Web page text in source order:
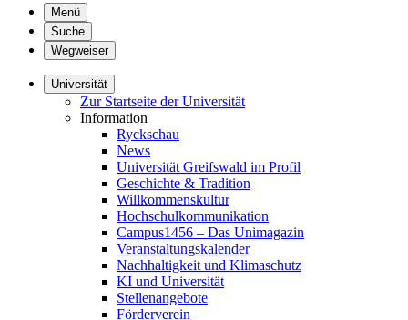
Menü
Suche
Wegweiser
Universität
Zur Startseite der Universität
Information
Ryckschau
News
Universität Greifswald im Profil
Geschichte & Tradition
Willkommenskultur
Hochschulkommunikation
Campus1456 – Das Unimagazin
Veranstaltungskalender
Nachhaltigkeit und Klimaschutz
KI und Universität
Stellenangebote
Förderverein